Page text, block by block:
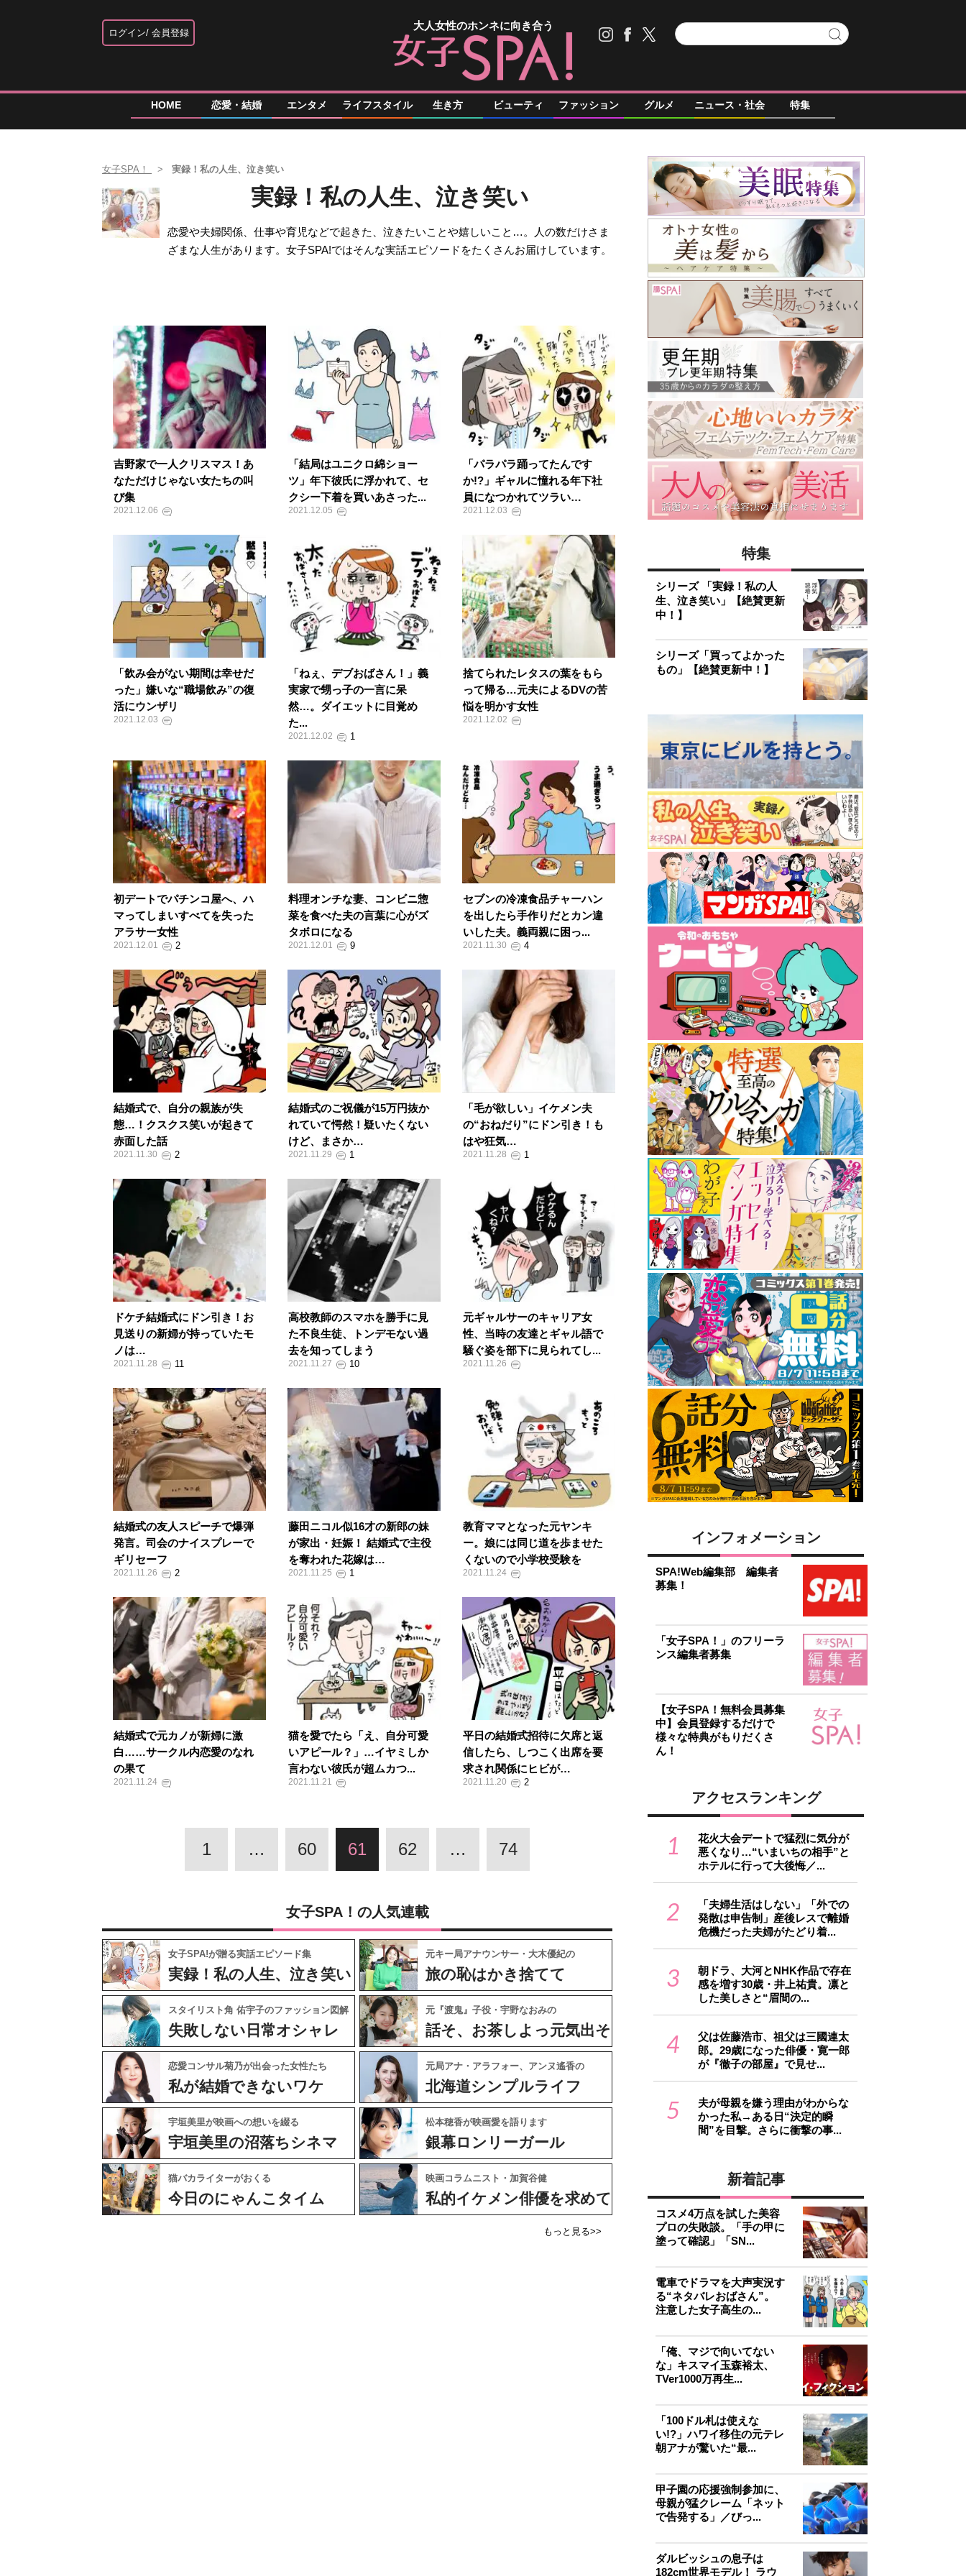
ログイン 会員登録
大人女性のホンネに向き合う
HOME 恋愛・結婚 エンタメ ライフスタイル 生き方 ビューティ ファッション グルメ ニュース・社会 特集
女子SPA！ 実録！私の人生、泣き笑い
実録！私の人生、泣き笑い
恋愛や夫婦関係、仕事や育児などで起きた、泣きたいことや嬉しいこと…。人の数だけさま
ざまな人生があります。女子SPA!ではそんな実話エピソードをたくさんお届けしています。
吉野家で一人クリスマス！あ
なただけじゃない女たちの叫
び集
2021.12.06
「結局はユニクロ綿ショー
ツ」年下彼氏に浮かれて、セ
クシー下着を買いあさった...
2021.12.05
「パラパラ踊ってたんです
か!?」ギャルに憧れる年下社
員になつかれてツラい…
2021.12.03
「飲み会がない期間は幸せだ
った」嫌いな“職場飲み”の復
活にウンザリ
2021.12.03
「ねぇ、デブおばさん！」義
実家で甥っ子の一言に呆
然…。ダイエットに目覚め
た...
2021.12.02
捨てられたレタスの葉をもら
って帰る…元夫によるDVの苦
悩を明かす女性
2021.12.02
初デートでパチンコ屋へ、ハ
マってしまいすべてを失った
アラサー女性
2021.12.01
料理オンチな妻、コンビニ惣
菜を食べた夫の言葉に心がズ
タボロになる
2021.12.01
セブンの冷凍食品チャーハン
を出したら手作りだとカン違
いした夫。義両親に困っ...
2021.11.30
結婚式で、自分の親族が失
態…！クスクス笑いが起きて
赤面した話
2021.11.30
結婚式のご祝儀が15万円抜か
れていて愕然！疑いたくない
けど、まさか…
2021.11.29
「毛が欲しい」イケメン夫
の“おねだり”にドン引き！も
はや狂気…
2021.11.28
ドケチ結婚式にドン引き！お
見送りの新婦が持っていたモ
ノは…
2021.11.28
高校教師のスマホを勝手に見
た不良生徒、トンデモない過
去を知ってしまう
2021.11.27
元ギャルサーのキャリア女
性、当時の友達とギャル語で
騒ぐ姿を部下に見られてし...
2021.11.26
結婚式の友人スピーチで爆弾
発言。司会のナイスプレーで
ギリセーフ
2021.11.26
藤田ニコル似16才の新郎の妹
が家出・妊娠！ 結婚式で主役
を奪われた花嫁は…
2021.11.25
教育ママとなった元ヤンキ
ー。娘には同じ道を歩ませた
くないので小学校受験を
2021.11.24
結婚式で元カノが新婦に激
白……サークル内恋愛のなれ
の果て
2021.11.24
猫を愛でたら「え、自分可愛
いアピール？」…イヤミしか
言わない彼氏が超ムカつ...
2021.11.21
平日の結婚式招待に欠席と返
信したら、しつこく出席を要
求され関係にヒビが…
2021.11.20
1 … 60 61 62 … 74
女子SPA！の人気連載
女子SPA!が贈る実話エピソード集
実録！私の人生、泣き笑い
元キー局アナウンサー・大木優紀の
旅の恥はかき捨てて
スタイリスト角 佑宇子のファッション図解
失敗しない日常オシャレ
元『渡鬼』子役・宇野なおみの
話そ、お茶しよっ元気出そ
恋愛コンサル菊乃が出会った女性たち
私が結婚できないワケ
元局アナ・アラフォー、アンヌ遙香の
北海道シンプルライフ
宇垣美里が映画への想いを綴る
宇垣美里の沼落ちシネマ
松本穂香が映画愛を語ります
銀幕ロンリーガール
猫バカライターがおくる
今日のにゃんこタイム
映画コラムニスト・加賀谷健
私的イケメン俳優を求めて
もっと見る>>
特集
シリーズ 「実録！私の人
生、泣き笑い」【絶賛更新
中！】
シリーズ「買ってよかった
もの」【絶賛更新中！】
インフォメーション
SPA!Web編集部 編集者
募集！
「女子SPA！」のフリーラ
ンス編集者募集
【女子SPA！無料会員募集
中】会員登録するだけで
様々な特典がもりだくさ
ん！
アクセスランキング
1
花火大会デートで猛烈に気分が
悪くなり…“いまいちの相手”と
ホテルに行って大後悔／...
2
「夫婦生活はしない」「外での
発散は申告制」産後レスで離婚
危機だった夫婦がたどり着...
3
朝ドラ、大河とNHK作品で存在
感を増す30歳・井上祐貴。凛と
した美しさと“眉間の...
4
父は佐藤浩市、祖父は三國連太
郎。29歳になった俳優・寛一郎
が『徹子の部屋』で見せ...
5
夫が母親を嫌う理由がわからな
かった私→ある日“決定的瞬
間”を目撃。さらに衝撃の事...
新着記事
コスメ4万点を試した美容
プロの失敗談。「手の甲に
塗って確認」「SN...
電車でドラマを大声実況す
る“ネタバレおばさん”。
注意した女子高生の...
「俺、マジで向いてない
な」キスマイ玉森裕太、
TVer1000万再生...
「100ドル札は使えな
い!?」ハワイ移住の元テレ
朝アナが驚いた“最...
甲子園の応援強制参加に、
母親が猛クレーム「ネット
で告発する」／びっ...
ダルビッシュの息子は
182cm世界モデル！ ラウ